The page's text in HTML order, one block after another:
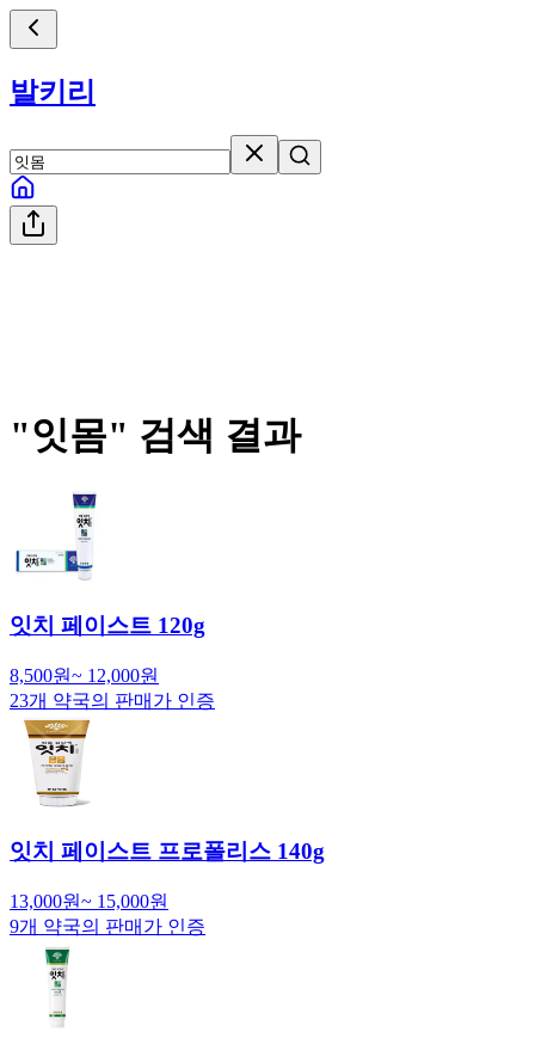
발키리
"잇몸" 검색 결과
잇치 페이스트 120g
8,500원~ 12,000원
23개 약국의 판매가 인증
잇치 페이스트 프로폴리스 140g
13,000원~ 15,000원
9개 약국의 판매가 인증